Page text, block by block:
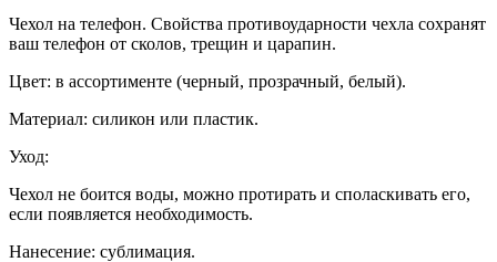
Чехол на телефон. Свойства противоударности чехла сохранят
ваш телефон от сколов, трещин и царапин.
Цвет: в ассортименте (черный, прозрачный, белый).
Материал: силикон или пластик.
Уход:
Чехол не боится воды, можно протирать и споласкивать его,
если появляется необходимость.
Нанесение: сублимация.